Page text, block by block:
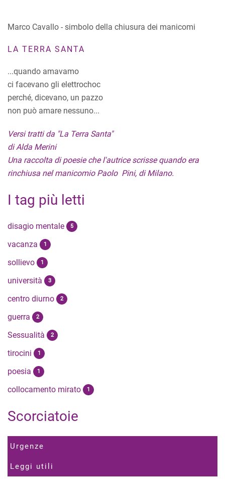
Marco Cavallo - simbolo della chiusura dei manicomi
LA TERRA SANTA
...quando amavamo
ci facevano gli elettrochoc
perché, dicevano, un pazzo
non può amare nessuno...
Versi tratti da "La Terra Santa"
di Alda Merini
Una raccolta di poesie che l'autrice scrisse quando era
rinchiusa nel manicomio Paolo Pini, di Milano.
I tag più letti
disagio mentale 5
vacanza 1
sollievo 1
università 3
centro diurno 2
guerra 2
Sessualità 2
tirocini 1
poesia 1
collocamento mirato 1
Scorciatoie
Urgenze
Leggi utili